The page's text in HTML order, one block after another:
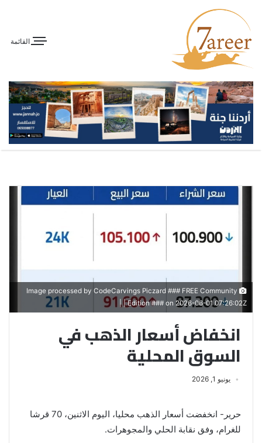
القائمة
Image processed by CodeCarvings Piczard ### FREE Community
Edition ### on 2026-06-01 07:26:02Z | |
انخفاض أسعار الذهب في
السوق المحلية
يونيو 1, 2026
حرير- انخفضت أسعار الذهب محليا، اليوم الاثنين، 70 قرشا
للغرام، وفق نقابة الحلي والمجوهرات.